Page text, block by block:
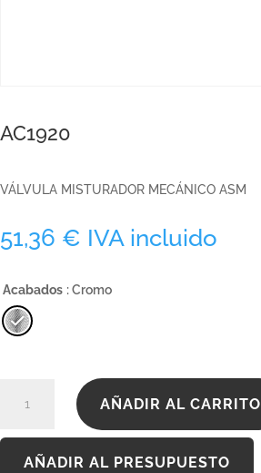
AC1920
VÁLVULA MISTURADOR MECÁNICO ASM
51,36 € IVA incluido
Acabados : Cromo
cantidad
AÑADIR AL CARRITO
AÑADIR AL PRESUPUESTO